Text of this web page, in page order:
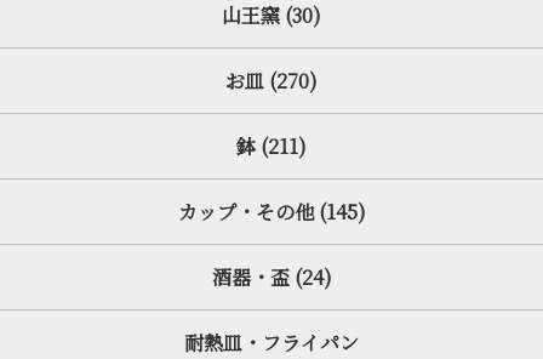
山王窯 (30)
お皿 (270)
鉢 (211)
カップ・その他 (145)
酒器・盃 (24)
耐熱皿・フライパン